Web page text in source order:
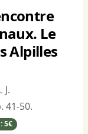
Le
Alpilles
J.
41-50.
5€